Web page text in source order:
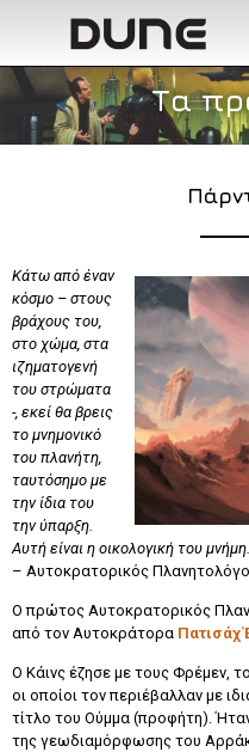
Τα
Κάτω από έναν
κόσμο – στους
βράχους του,
στο χώμα, στα
ιζηματογενή
του στρώματα
-, εκεί θα βρεις
το μνημονικό
του πλανήτη,
ταυτόσημο με
την ίδια του
την ύπαρξη.
Αυτή είναι η οικολογική του μνήμη.
– Αυτοκρατορικός
Ο πρώτος Αυτοκρατορικός
από τον Αυτοκράτορα Πατισάχ
Ο Κάινς έζησε με τους Φρέμεν,
οι οποίοι τον περιέβαλλαν με
τίτλο του Ούμμα (προφήτη).
της γεωδιαμόρφωσης του